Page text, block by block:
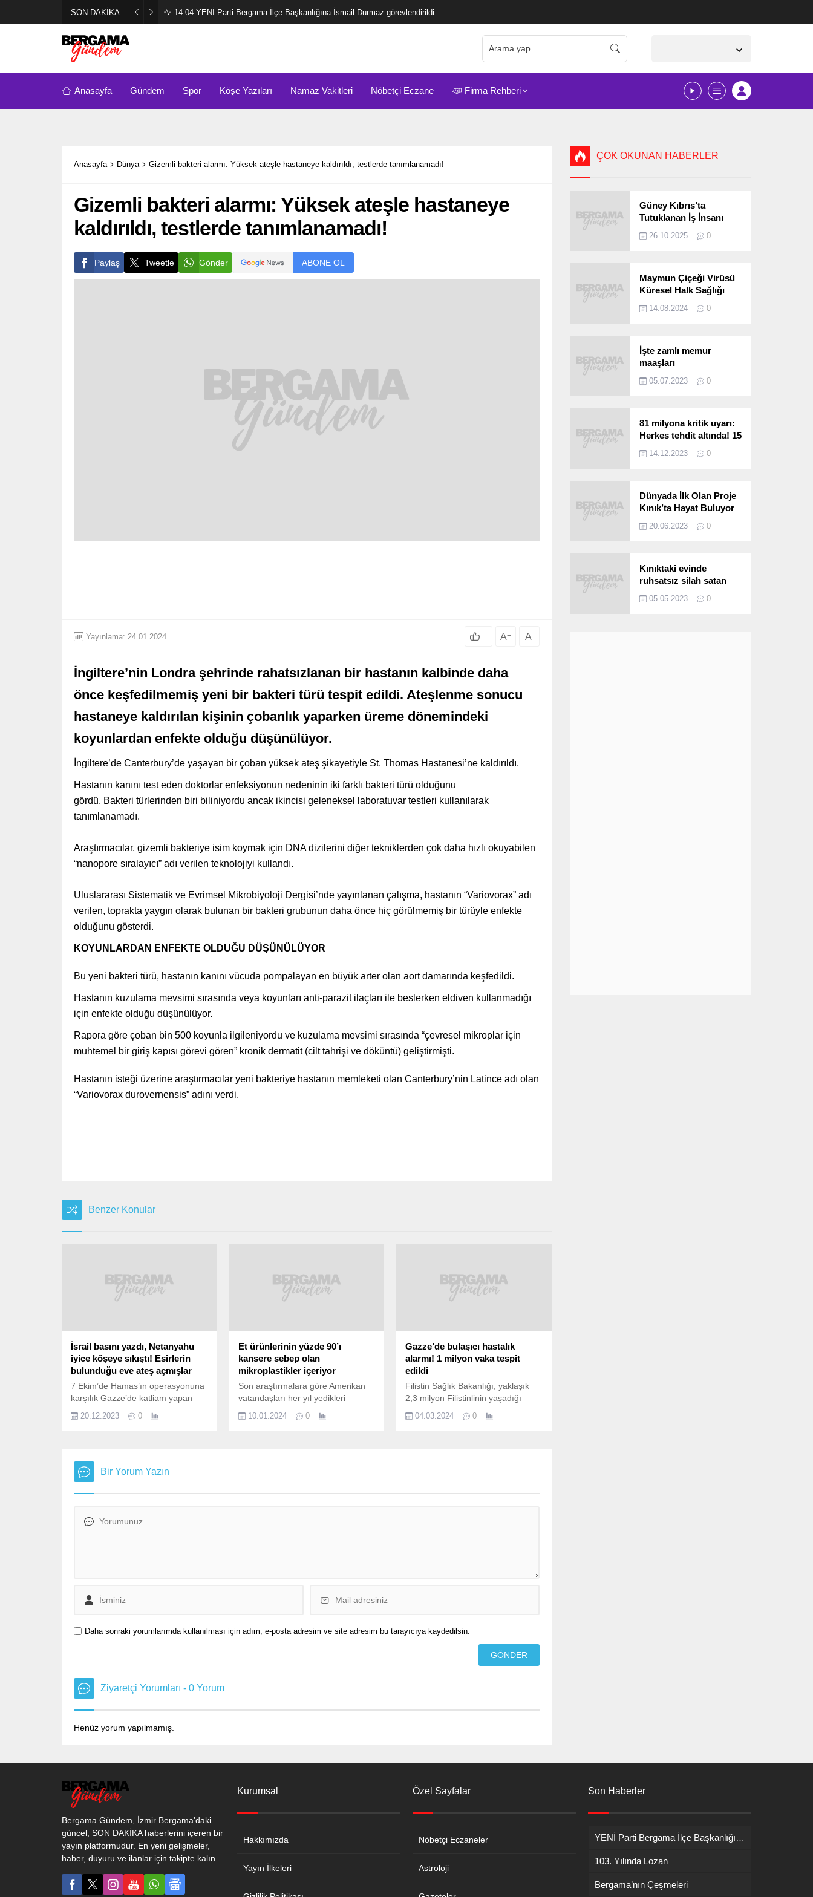
SON DAKİKA 14:04 YENİ Parti Bergama İlçe Başkanlığına İsmail Durmaz görevlendirildi
Anasayfa Gündem Spor Köşe Yazıları Namaz Vakitleri Nöbetçi Eczane Firma Rehberi
Anasayfa Dünya Gizemli bakteri alarmı: Yüksek ateşle hastaneye kaldırıldı, testlerde tanımlanamadı!
Gizemli bakteri alarmı: Yüksek ateşle hastaneye
kaldırıldı, testlerde tanımlanamadı!
Paylaş Tweetle Gönder ABONE OL
Yayınlama: 24.01.2024 A+ A-
İngiltere’nin Londra şehrinde rahatsızlanan bir hastanın kalbinde daha
önce keşfedilmemiş yeni bir bakteri türü tespit edildi. Ateşlenme sonucu
hastaneye kaldırılan kişinin çobanlık yaparken üreme dönemindeki
koyunlardan enfekte olduğu düşünülüyor.
İngiltere’de Canterbury’de yaşayan bir çoban yüksek ateş şikayetiyle St. Thomas Hastanesi’ne kaldırıldı.
Hastanın kanını test eden doktorlar enfeksiyonun nedeninin iki farklı bakteri türü olduğunu
gördü. Bakteri türlerinden biri biliniyordu ancak ikincisi geleneksel laboratuvar testleri kullanılarak
tanımlanamadı.
Araştırmacılar, gizemli bakteriye isim koymak için DNA dizilerini diğer tekniklerden çok daha hızlı okuyabilen
“nanopore sıralayıcı” adı verilen teknolojiyi kullandı.
Uluslararası Sistematik ve Evrimsel Mikrobiyoloji Dergisi’nde yayınlanan çalışma, hastanın “Variovorax” adı
verilen, toprakta yaygın olarak bulunan bir bakteri grubunun daha önce hiç görülmemiş bir türüyle enfekte
olduğunu gösterdi.
KOYUNLARDAN ENFEKTE OLDUĞU DÜŞÜNÜLÜYOR
Bu yeni bakteri türü, hastanın kanını vücuda pompalayan en büyük arter olan aort damarında keşfedildi.
Hastanın kuzulama mevsimi sırasında veya koyunları anti-parazit ilaçları ile beslerken eldiven kullanmadığı
için enfekte olduğu düşünülüyor.
Rapora göre çoban bin 500 koyunla ilgileniyordu ve kuzulama mevsimi sırasında “çevresel mikroplar için
muhtemel bir giriş kapısı görevi gören” kronik dermatit (cilt tahrişi ve döküntü) geliştirmişti.
Hastanın isteği üzerine araştırmacılar yeni bakteriye hastanın memleketi olan Canterbury’nin Latince adı olan
“Variovorax durovernensis” adını verdi.
Benzer Konular
İsrail basını yazdı, Netanyahu
iyice köşeye sıkıştı! Esirlerin
bulunduğu eve ateş açmışlar
7 Ekim’de Hamas’ın operasyonuna
karşılık Gazze’de katliam yapan
İsrail ordusuyla ilgili korkunç bir
gerçek daha ortaya çıktı. İsrail’in
askerleri tarafından ateş açıldığını
yazdı. Bu haber, geçen hafta
“yanlışlıkla” 3 İsrailli esiri
Netanyahu’yu daha...
20.12.2023 0
Et ürünlerinin yüzde 90’ı
kansere sebep olan
mikroplastikler içeriyor
Son araştırmalara göre Amerikan
vatandaşları her yıl yedikleri
yiyecekler nedeniyle 11 bin 500
mikroplastik tüketiyor. Et ve tavuk
dağıtım aşamasındaki paketleme
10.01.2024 0
Gazze’de bulaşıcı hastalık
alarmı! 1 milyon vaka tespit
edildi
Filistin Sağlık Bakanlığı, yaklaşık
2,3 milyon Filistinlinin yaşadığı
Gazze Şeridi’nde yaklaşık 1 milyon
bulaşıcı hastalık vakası tespit
yaşadığı Gazze Şeridi’nde yaklaşık
04.03.2024 0
Bir Yorum Yazın
Daha sonraki yorumlarımda kullanılması için adım, e-posta adresim ve site adresim bu tarayıcıya kaydedilsin.
Ziyaretçi Yorumları - 0 Yorum
Henüz yorum yapılmamış.
ÇOK OKUNAN HABERLER
Güney Kıbrıs’ta
Tutuklanan İş İnsanı
26.10.2025 0
Maymun Çiçeği Virüsü
Küresel Halk Sağlığı
Edildi
14.08.2024 0
İşte zamlı memur
maaşları
05.07.2023 0
81 milyona kritik uyarı:
Herkes tehdit altında! 15
kat hızlı yayılıyor…
14.12.2023 0
Dünyada İlk Olan Proje
Kınık’ta Hayat Buluyor
20.06.2023 0
Kınıktaki evinde
ruhsatsız silah satan
05.05.2023 0
Bergama Gündem, İzmir Bergama'daki
güncel, SON DAKİKA haberlerini içeren bir
yayın platformudur. En yeni gelişmeler,
haber, duyuru ve ilanlar için takipte kalın.
Kurumsal
Hakkımızda
Yayın İlkeleri
Özel Sayfalar
Nöbetçi Eczaneler
Astroloji
Son Haberler
YENİ Parti Bergama İlçe Başkanlığına İsmail Durmaz görevlendirildi
103. Yılında Lozan
Bergama’nın Çeşmeleri